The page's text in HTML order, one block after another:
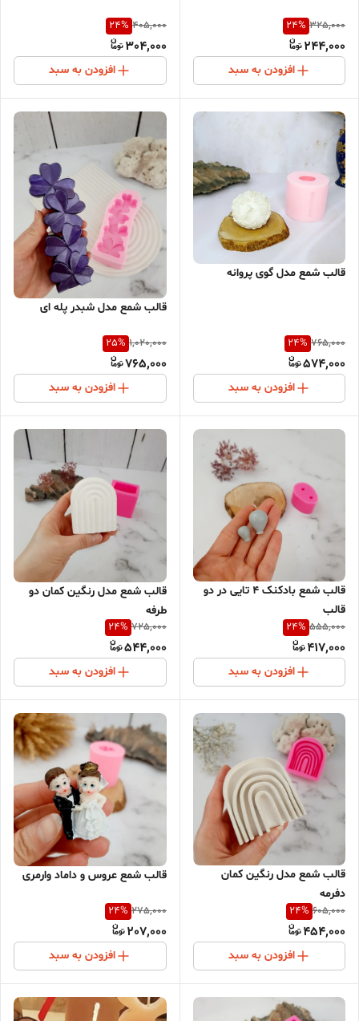
325,000
24%
244,000
افزودن به سبد
405,000
24%
304,000
افزودن به سبد
قالب شمع مدل گوی پروانه
765,000
24%
574,000
افزودن به سبد
قالب شمع مدل شبدر پله ای
1,020,000
25%
765,000
افزودن به سبد
قالب شمع بادکنک 4 تایی در دو
قالب
555,000
24%
417,000
افزودن به سبد
قالب شمع مدل رنگین کمان دو
طرفه
725,000
24%
544,000
افزودن به سبد
قالب شمع مدل رنگین کمان
دفرمه
605,000
24%
454,000
افزودن به سبد
قالب شمع عروس و داماد وارمری
275,000
24%
207,000
افزودن به سبد